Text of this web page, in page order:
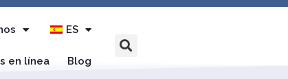
ES
en línea Blog